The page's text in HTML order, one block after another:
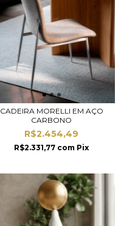
CADEIRA MORELLI EM AÇO
CARBONO
R$2.454,49
R$2.331,77 com Pix